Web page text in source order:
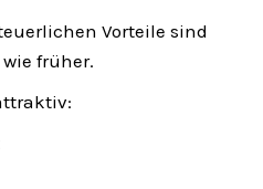
Vorteile sind
früher.